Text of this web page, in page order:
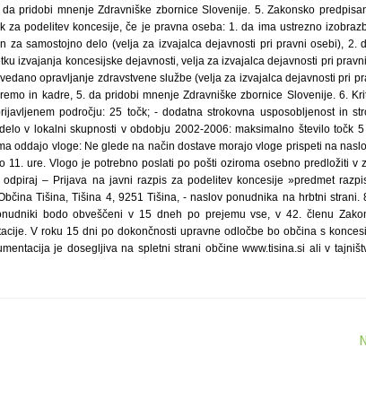
pridobi mnenje Zdravniške zbornice Slovenije. 5. Zakonsko
za podelitev koncesije, če je pravna oseba: 1. da ima ustrezno
za samostojno delo (velja za izvajalca dejavnosti pri pravni osebi), 2.
izvajanja koncesijske dejavnosti, velja za izvajalca dejavnosti pri
opravljanje zdravstvene službe (velja za izvajalca dejavnosti pri
in kadre, 5. da pridobi mnenje Zdravniške zbornice Slovenije. 6.
področju: 25 točk; - dodatna strokovna usposobljenost in
v lokalni skupnosti v obdobju 2002-2006: maksimalno število točk
oddajo vloge: Ne glede na način dostave morajo vloge prispeti na
11. ure. Vlogo je potrebno poslati po pošti oziroma osebno predložiti v
– Prijava na javni razpis za podelitev koncesije »predmet
Tišina, Tišina 4, 9251 Tišina, - naslov ponudnika na hrbtni strani.
bodo obveščeni v 15 dneh po prejemu vse, v 42. členu
V roku 15 dni po dokončnosti upravne odločbe bo občina s
je dosegljiva na spletni strani občine www.tisina.si ali v